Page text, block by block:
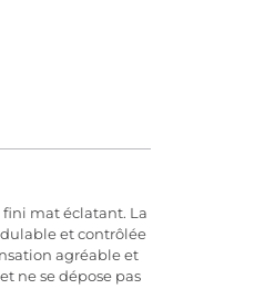
mat éclatant. La
et contrôlée
agréable et
ne se dépose pas